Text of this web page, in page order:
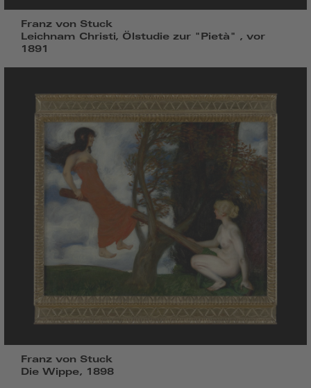
Franz von Stuck
Leichnam Christi, Ölstudie zur "Pietà" , vor
1891
Franz von Stuck
Die Wippe, 1898